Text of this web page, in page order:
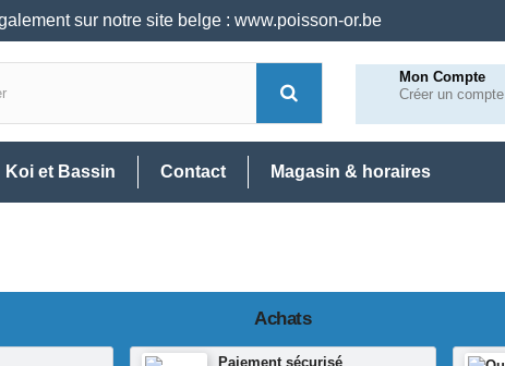
sur notre site belge : www.poisson-or.be
Mon Compte
Créer un compte
Koi et Bassin Contact Magasin & horaires
Achats
Paiement sécurisé